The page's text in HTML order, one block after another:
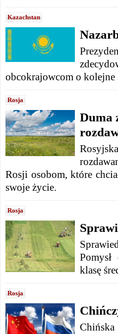
Kazachstan
obcokrajowcom o
Rosja
Duma
Rosji osobom, które
swoje życie.
Rosja
klasę
Rosja